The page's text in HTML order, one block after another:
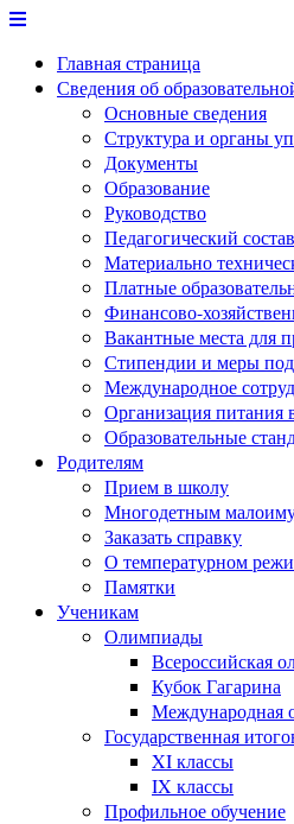
Перейти
содержимому
Главная страница
Сведения об
Основные сведения
Структура и органы
Документы
Образование
Руководство
Педагогический состав
Материально
Платные
Финансово-
Вакантные места для
Стипендии и меры
Международное
Организация питания
Образовательные
Родителям
Прием в школу
Многодетным
Заказать справку
О температурном
Памятки
Ученикам
Олимпиады
Всероссийская
Кубок Гагарина
Международная
Государственная
XI классы
IX классы
Профильное обучение